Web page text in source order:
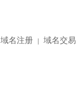
域名注册 | 域名交易